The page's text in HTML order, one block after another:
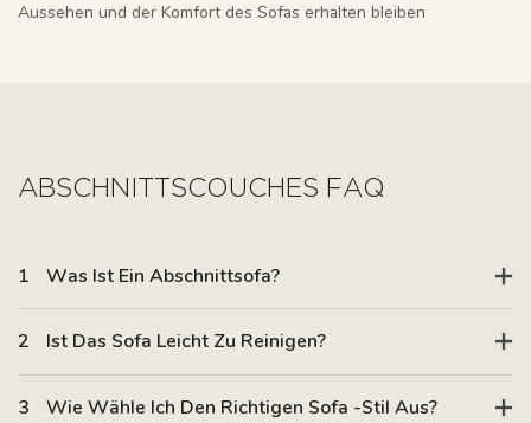
Aussehen und der Komfort des Sofas erhalten bleiben
1 Was Ist Ein Abschnittsofa?
2 Ist Das Sofa Leicht Zu Reinigen?
3 Wie Wähle Ich Den Richtigen Sofa -Stil Aus?